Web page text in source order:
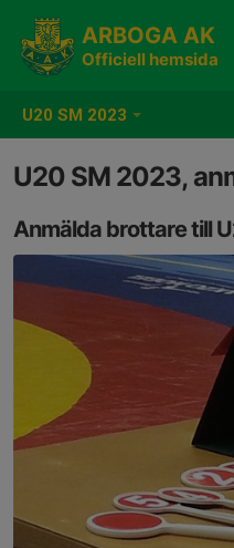
U20 SM 2023
ARBOGA AK
Officiell hemsida
U20 SM 2023,
Anmälda brottare till